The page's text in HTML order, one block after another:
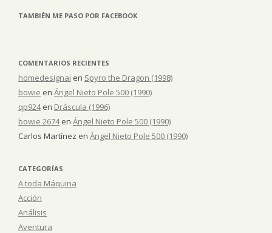
TAMBIÉN ME PASO POR FACEBOOK
COMENTARIOS RECIENTES
homedesignai en Spyro the Dragon (1998)
bowie en Ángel Nieto Pole 500 (1990)
qp924en Dráscula (1996)
bowie 2674en Ángel Nieto Pole 500 (1990)
Carlos Martínez en Ángel Nieto Pole 500 (1990)
CATEGORÍAS
A toda Máquina
Acción
Análisis
Aventura